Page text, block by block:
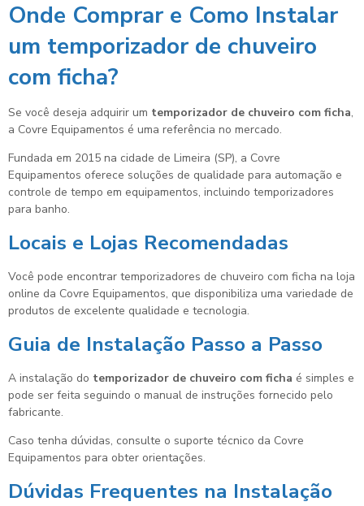
Onde Comprar e Como Instalar
um temporizador de chuveiro
com ficha?
Se você deseja adquirir um temporizador de chuveiro com ficha,
a Covre Equipamentos é uma referência no mercado.
Fundada em 2015 na cidade de Limeira (SP), a Covre
Equipamentos oferece soluções de qualidade para automação e
controle de tempo em equipamentos, incluindo temporizadores
para banho.
Locais e Lojas Recomendadas
Você pode encontrar temporizadores de chuveiro com ficha na loja
online da Covre Equipamentos, que disponibiliza uma variedade de
produtos de excelente qualidade e tecnologia.
Guia de Instalação Passo a Passo
A instalação do temporizador de chuveiro com ficha é simples e
pode ser feita seguindo o manual de instruções fornecido pelo
fabricante.
Caso tenha dúvidas, consulte o suporte técnico da Covre
Equipamentos para obter orientações.
Dúvidas Frequentes na Instalação